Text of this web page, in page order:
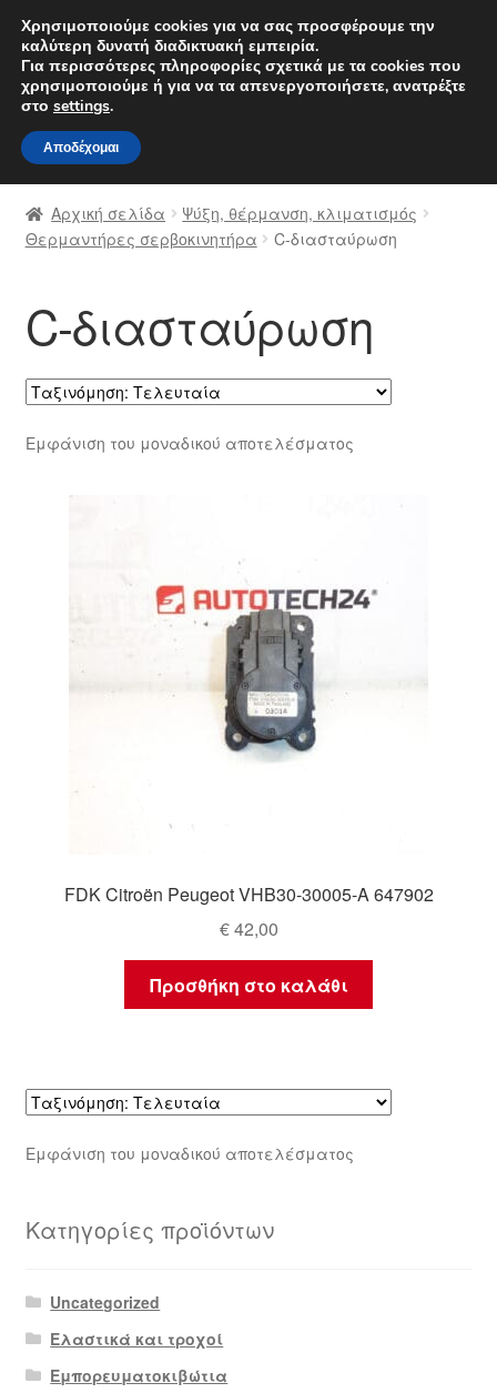
ΑΠΟΣΤΟΛΗ από 7 EUR
Δευτέρα-Παρ. 9 π.μ. - 4 μ.μ.
Απευθείας
μετάβαση
στην
πλοήγηση
Μετάβαση
σε
περιεχόμενο
Αρχική
Διαδικασία Παραπόνων
Καροτσάκι
Μεταφορά
Οροι και Προϋποθέσεις
Παγκόσμια αποστολή
Παράπονα
Πολιτική Απορρήτου
Αρχική σελίδα
Ψύξη, θέρμανση, κλιματισμός
Θερμαντήρες σερβοκινητήρα
C-διασταύρωση
C-διασταύρωση
Εμφάνιση του μοναδικού αποτελέσματος
FDK Citroën Peugeot VHB30-30005-A 647902
€42,00
Προσθήκη στο καλάθι
Εμφάνιση του μοναδικού αποτελέσματος
Κατηγορίες προϊόντων
Uncategorized
Ελαστικά και τροχοί
Εμπορευματοκιβώτια
Χρησιμοποιούμε cookies για να σας προσφέρουμε την
καλύτερη δυνατή διαδικτυακή εμπειρία.
Για περισσότερες πληροφορίες σχετικά με τα cookies που
χρησιμοποιούμε ή για να τα απενεργοποιήσετε, ανατρέξτε
στο settings.
Αποδέχομαι